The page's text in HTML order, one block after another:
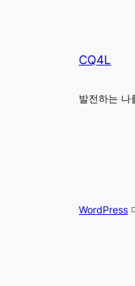
CQ4L
발전하는 나
WordPress